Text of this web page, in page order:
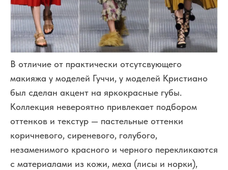
В отличие от практически отсутсвующего
макияжа у моделей Гуччи, у моделей Кристиано
был сделан акцент на яркокрасные губы.
Коллекция невероятно привлекает подбором
оттенков и текстур — пастельные оттенки
коричневого, сиреневого, голубого,
незаменимого красного и черного перекликаются
с материалами из кожи, меха (лисы и норки),